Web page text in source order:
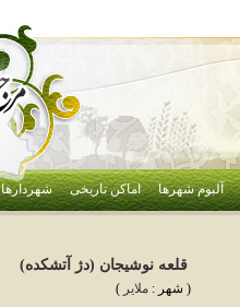
آلبوم شهرها اماکن تاریخی شهردارها
قلعه‌ نوشيجان‌ (دژ آتشكده‌)
( شهر : ملاير )